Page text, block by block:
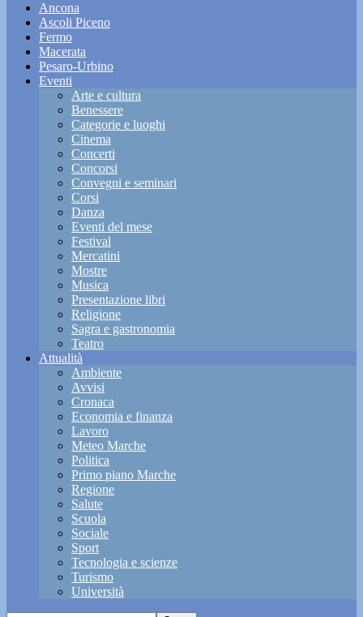
Ancona
Ascoli Piceno
Fermo
Macerata
Pesaro-Urbino
Eventi
Arte e cultura
Benessere
Categorie e luoghi
Cinema
Concerti
Concorsi
Convegni e seminari
Corsi
Danza
Eventi del mese
Festival
Mercatini
Mostre
Musica
Presentazione libri
Religione
Sagra e gastronomia
Teatro
Attualità
Ambiente
Avvisi
Cronaca
Economia e finanza
Lavoro
Meteo Marche
Politica
Primo piano Marche
Regione
Salute
Scuola
Sociale
Sport
Tecnologia e scienze
Turismo
Università